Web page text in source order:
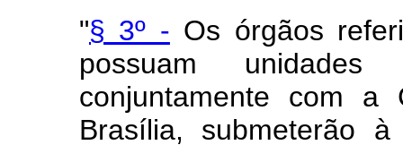
"§ 3º - Os órgãos
possuam
conjuntamente com a
Brasília, submeterão